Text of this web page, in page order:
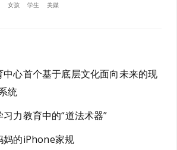
女孩 学生 美媒
中心首个基于底层文化面向未来的现
统
力教育中的“道法术器”
妈的iPhone家规